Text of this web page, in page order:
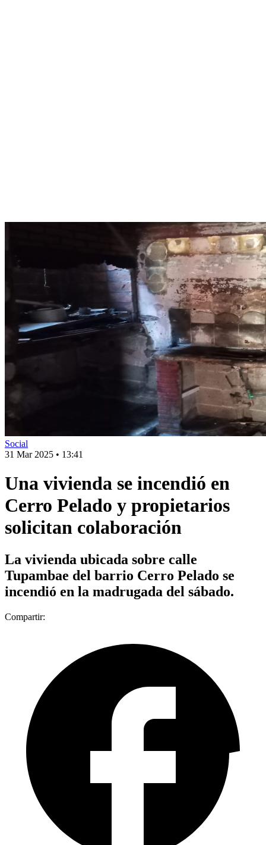
Social
31 Mar 2025 • 13:41
Una vivienda se incendió en
Cerro Pelado y propietarios
solicitan colaboración
La vivienda ubicada sobre calle
Tupambae del barrio Cerro Pelado se
incendió en la madrugada del sábado.
Compartir: